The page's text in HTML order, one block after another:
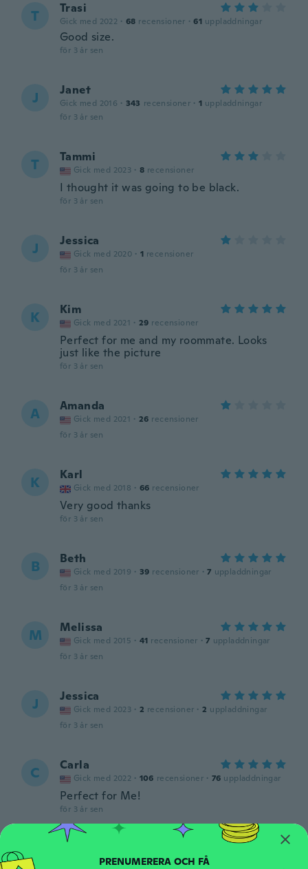
T Trasi
Gick med 2022 · 68 recensioner · 61 uppladdningar
Good size.
för 3 år sen
J Janet
Gick med 2016 · 343 recensioner · 1 uppladdningar
för 3 år sen
T Tammi
Gick med 2023 · 8 recensioner
I thought it was going to be black.
för 3 år sen
J Jessica
Gick med 2020 · 1 recensioner
för 3 år sen
K Kim
Gick med 2021 · 29 recensioner
Perfect for me and my roommate. Looks
just like the picture
för 3 år sen
A Amanda
Gick med 2021 · 26 recensioner
för 3 år sen
K Karl
Gick med 2018 · 66 recensioner
Very good thanks
för 3 år sen
B Beth
Gick med 2019 · 39 recensioner · 7 uppladdningar
för 3 år sen
M Melissa
Gick med 2015 · 41 recensioner · 7 uppladdningar
för 3 år sen
J Jessica
Gick med 2023 · 2 recensioner · 2 uppladdningar
för 3 år sen
C Carla
Gick med 2022 · 106 recensioner · 76 uppladdningar
Perfect for Me!
för 3 år sen
K Gick med 2022 · 7 recensioner 7 uppladdningar
PRENUMERERA OCH FÅ